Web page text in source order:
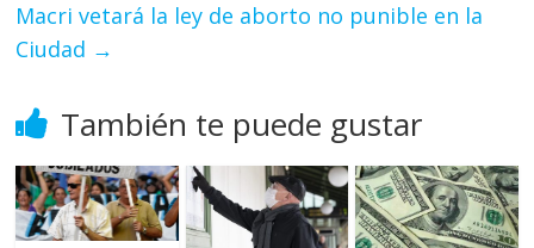
Macri vetará la ley de aborto no punible en la
Ciudad →
También te puede gustar